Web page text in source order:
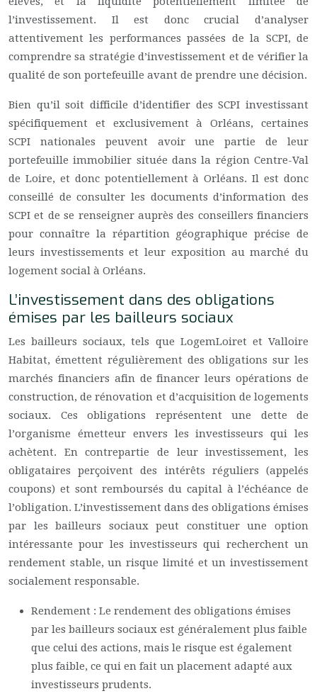
l’investissement. Il est donc crucial d’analyser
attentivement les performances passées de la SCPI, de
comprendre sa stratégie d’investissement et de vérifier la
qualité de son portefeuille avant de prendre une décision.
Bien qu’il soit difficile d’identifier des SCPI investissant
spécifiquement et exclusivement à Orléans, certaines
SCPI nationales peuvent avoir une partie de leur
portefeuille immobilier située dans la région Centre-Val
de Loire, et donc potentiellement à Orléans. Il est donc
conseillé de consulter les documents d’information des
SCPI et de se renseigner auprès des conseillers financiers
pour connaître la répartition géographique précise de
leurs investissements et leur exposition au marché du
logement social à Orléans.
L’investissement dans des obligations
émises par les bailleurs sociaux
Les bailleurs sociaux, tels que LogemLoiret et Valloire
Habitat, émettent régulièrement des obligations sur les
marchés financiers afin de financer leurs opérations de
construction, de rénovation et d’acquisition de logements
sociaux. Ces obligations représentent une dette de
l’organisme émetteur envers les investisseurs qui les
achètent. En contrepartie de leur investissement, les
obligataires perçoivent des intérêts réguliers (appelés
coupons) et sont remboursés du capital à l’échéance de
l’obligation. L’investissement dans des obligations émises
par les bailleurs sociaux peut constituer une option
intéressante pour les investisseurs qui recherchent un
rendement stable, un risque limité et un investissement
socialement responsable.
Rendement : Le rendement des obligations émises
par les bailleurs sociaux est généralement plus faible
que celui des actions, mais le risque est également
plus faible, ce qui en fait un placement adapté aux
investisseurs prudents.